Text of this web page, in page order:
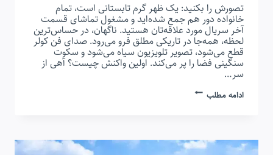
تصورش را بکنید: یک ظهر گرم تابستانی است، تمام
خانواده دور هم جمع شده‌اید و مشغول تماشای قسمت
آخر سریال مورد علاقه‌تان هستید. ناگهان، در حساس‌ترین
لحظه، همه‌جا در تاریکی مطلق فرو می‌رود. صدای فن کولر
قطع می‌شود، تصویر تلویزیون سیاه می‌شود و سکوت
سنگینی فضا را پر می‌کند. اولین واکنش چیست؟ آهی از
سر…
ادامه مطلبپک
روزهای